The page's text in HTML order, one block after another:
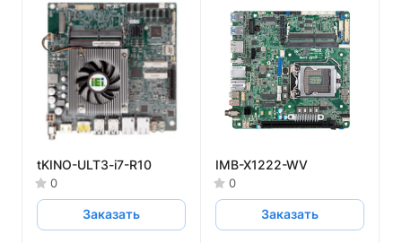
tKINO-ULT3-i7-R10
0
Заказать
IMB-X1222-WV
0
Заказать